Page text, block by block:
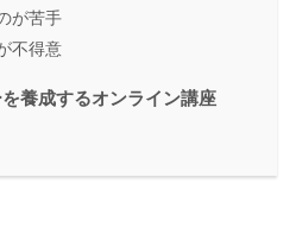
が苦手
不得意
養成するオンライン講座